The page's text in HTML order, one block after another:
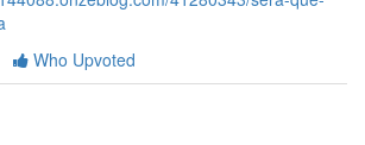
Who Upvoted